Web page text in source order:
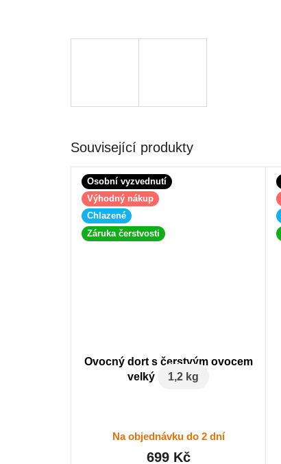
Související produkty
Osobní vyzvednutí
Výhodný nákup
Chlazené
Záruka čerstvosti
Ovocný dort s čerstvým ovocem
velký
1,2 kg
Na objednávku do 2 dní
699 Kč